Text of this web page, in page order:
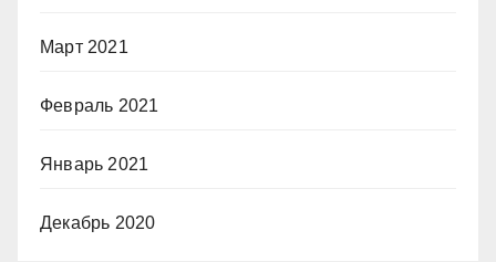
Март 2021
Февраль 2021
Январь 2021
Декабрь 2020